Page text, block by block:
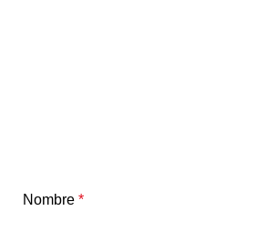
Nombre *